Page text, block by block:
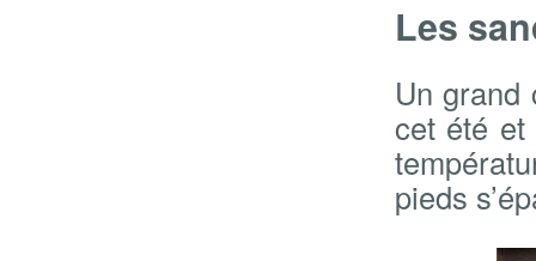
Les
Un grand
cet été et
pieds